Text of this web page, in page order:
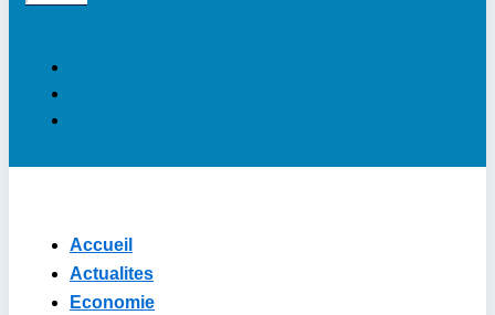
Accueil
Actualites
Economie